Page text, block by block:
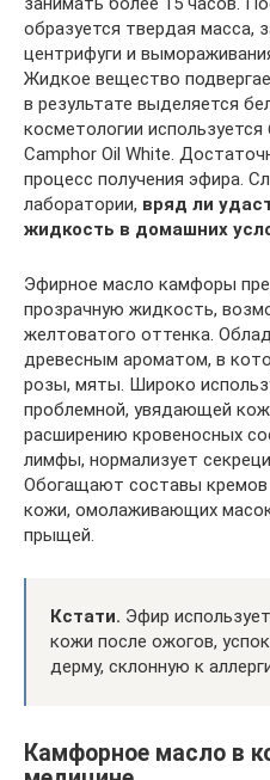
образуется твердая масса,
центрифуги и
Жидкое вещество
в результате выделяется
косметологии
Camphor Oil White.
процесс получения эфира.
лаборатории, вряд ли
жидкость в домашних
Эфирное масло камфоры
прозрачную жидкость,
желтоватого оттенка.
древесным ароматом, в
розы, мяты. Широко
проблемной, увядающей
расширению кровеносных
лимфы, нормализует
Обогащают составы кремов
кожи, омолаживающих
прыщей.
Кстати. Эфир
кожи после ожогов,
дерму, склонную к
Камфорное масло в